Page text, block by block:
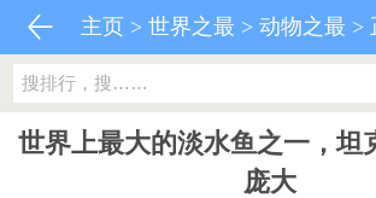
主页 >世界之最 >动物之最 >
世界上最大的淡水鱼之一，坦
庞大